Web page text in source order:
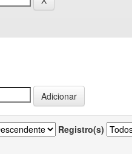
Registro(s)